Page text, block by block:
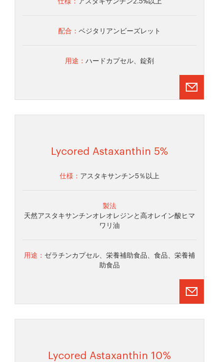
配合： ベジタリアンビーズレット
用途： ハードカプセル、錠剤
Lycored Astaxanthin 5%
仕様： アスタキサンチン5％以上
製法
天然アスタキサンチンオレオレジンと高オレイン酸ヒマ
ワリ油
用途： ゼラチンカプセル、栄養補助食品、食品、栄養補
助食品
Lycored Astaxanthin 10%